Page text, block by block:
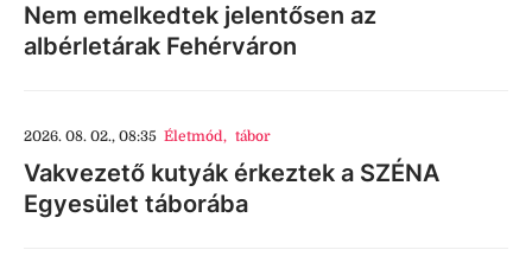
Nem emelkedtek jelentősen az
albérletárak Fehérváron
2026. 08. 02., 08:35 Életmód, tábor
Vakvezető kutyák érkeztek a SZÉNA
Egyesület táborába